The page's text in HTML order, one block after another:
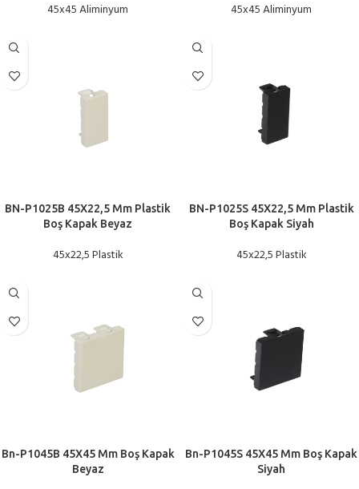
45x45 Aliminyum 45x45 Aliminyum
BN-P1025B 45X22,5 Mm Plastik
Boş Kapak Beyaz
45x22,5 Plastik
BN-P1025S 45X22,5 Mm Plastik
Boş Kapak Siyah
45x22,5 Plastik
Bn-P1045B 45X45 Mm Boş Kapak
Beyaz
Bn-P1045S 45X45 Mm Boş Kapak
Siyah